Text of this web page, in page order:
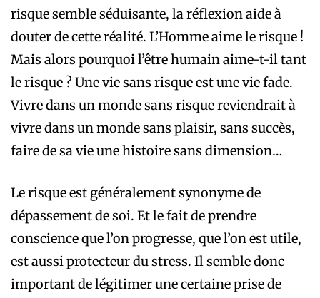
risque semble séduisante, la réflexion aide à
douter de cette réalité. L’Homme aime le risque !
Mais alors pourquoi l’être humain aime-t-il tant
le risque ? Une vie sans risque est une vie fade.
Vivre dans un monde sans risque reviendrait à
vivre dans un monde sans plaisir, sans succès,
faire de sa vie une histoire sans dimension…
Le risque est généralement synonyme de
dépassement de soi. Et le fait de prendre
conscience que l’on progresse, que l’on est utile,
est aussi protecteur du stress. Il semble donc
important de légitimer une certaine prise de